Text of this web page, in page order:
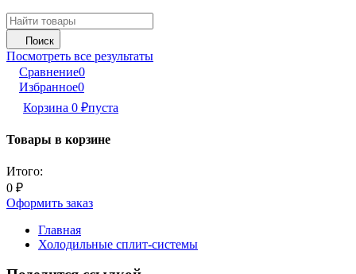
Поиск
Посмотреть все результаты
Сравнение0
Избранное0
Корзина 0 ₽пуста
Товары в корзине
Итого:
0 ₽
Оформить заказ
Главная
Холодильные сплит-системы